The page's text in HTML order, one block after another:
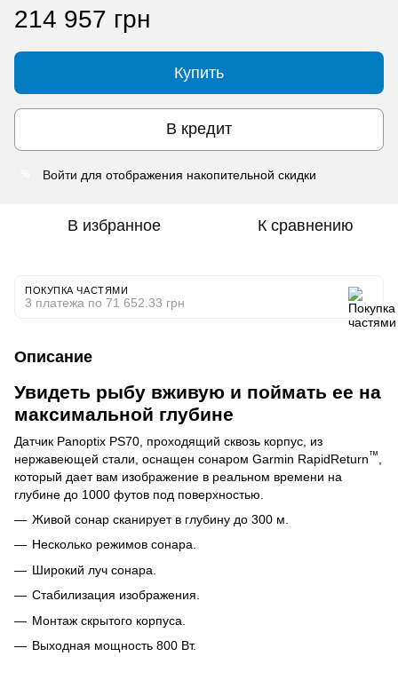
214 957 грн
Купить
В кредит
Войти для отображения накопительной скидки
В избранное К сравнению
ПОКУПКА ЧАСТЯМИ
3 платежа по 71 652.33 грн
Описание
Увидеть рыбу вживую и поймать ее на
максимальной глубине
Датчик Panoptix PS70, проходящий сквозь корпус, из
нержавеющей стали, оснащен сонаром Garmin RapidReturn™
который дает вам изображение в реальном времени на
глубине до 1000 футов под поверхностью.
Живой сонар сканируетв глубину до 300 м.
Несколько режимов сонара.
Широкий луч сонара.
Стабилизация изображения.
Монтаж скрытого корпуса.
Выходная мощность 800 Вт.